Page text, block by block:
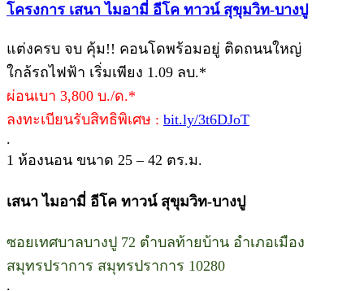
โครงการ เสนา ไมอามี่ อีโค ทาวน์ สุขุมวิท-บางปู
แต่งครบ จบ คุ้ม!! คอนโดพร้อมอยู่ ติดถนนใหญ่
ใกล้รถไฟฟ้า เริ่มเพียง 1.09 ลบ.*
ผ่อนเบา 3,800 บ./ด.*
ลงทะเบียนรับสิทธิพิเศษ : bit.ly/3t6DJoT
.
1 ห้องนอน ขนาด 25 – 42 ตร.ม.
เสนา ไมอามี่ อีโค ทาวน์ สุขุมวิท-บางปู
ซอยเทศบาลบางปู 72 ตำบลท้ายบ้าน อำเภอเมือง
สมุทรปราการ สมุทรปราการ 10280
.